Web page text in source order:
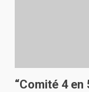
“Comité 4